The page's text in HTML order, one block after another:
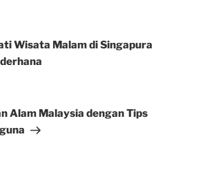
Wisata Malam di Singapura
Alam Malaysia dengan Tips